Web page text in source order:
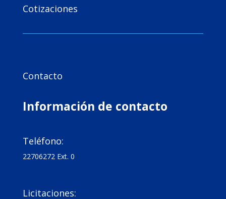
Cotizaciones
Contacto
Información de contacto
Teléfono:
22706272 Ext. 0
Licitaciones: